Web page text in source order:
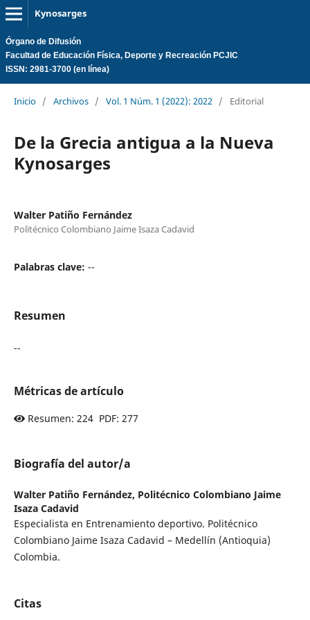
Kynosarges
Órgano de Difusión
Facultad de Educación Física, Deporte y Recreación PCJIC
ISSN: 2981-3700 (en línea)
Inicio / Archivos / Vol. 1 Núm. 1 (2022): 2022 / Editorial
De la Grecia antigua a la Nueva
Kynosarges
Walter Patiño Fernández
Politécnico Colombiano Jaime Isaza Cadavid
Palabras clave: --
Resumen
--
Métricas de artículo
Resumen: 224 PDF: 277
Biografía del autor/a
Walter Patiño Fernández, Politécnico Colombiano Jaime
Isaza Cadavid
Especialista en Entrenamiento deportivo. Politécnico
Colombiano Jaime Isaza Cadavid – Medellín (Antioquia)
Colombia.
Citas